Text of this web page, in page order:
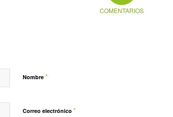
COMENTARIOS
Nombre *
Correo electrónico *